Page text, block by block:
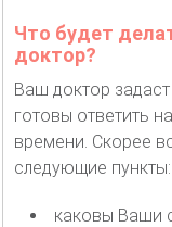
Что будет
доктор?
Ваш доктор
готовы ответить
времени. Скорее
следующие пункты:
каковы Ваши